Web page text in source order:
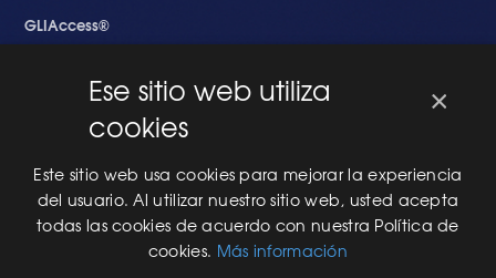
GLIAccess®
EMPEZANDO
Nuevo en GLI
Nuevo Software
Una Nueva Máquina
Modificaciones al Software
Modificaciones al Hardware
×
Ese sitio web utiliza
cookies
Este sitio web usa cookies para mejorar la experiencia
del usuario. Al utilizar nuestro sitio web, usted acepta
todas las cookies de acuerdo con nuestra Política de
cookies. Más información